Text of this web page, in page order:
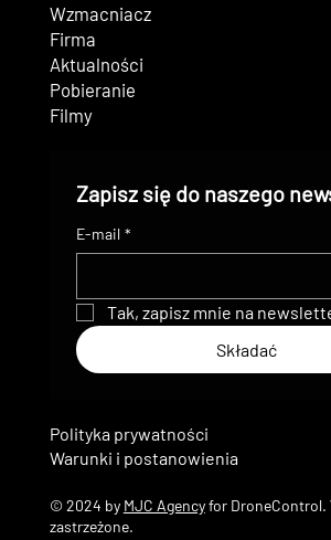
Wzmacniacz
Firma
Aktualności
Pobieranie
Filmy
Zapisz się do naszego
E-mail *
Tak, zapisz mnie na
Składać
© 2024 by MJC Agencyfor DroneControl.
zastrzeżone.
Warunki i postanowienia
Polityka prywatności